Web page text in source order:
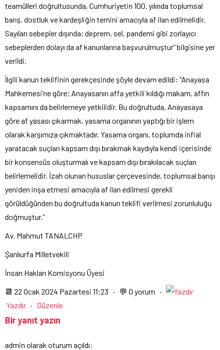
teamülleri doğrultusunda, Cumhuriyetin 100. yılında toplumsal
barış, dostluk ve kardeşliğin temini amacıyla af ilan edilmelidir.
Sayılan sebepler dışında; deprem, sel, pandemi gibi zorlayıcı
sebeplerden dolayı da af kanunlarına başvurulmuştur” bilgisine yer
verildi.
İlgili kanun teklifinin gerekçesinde şöyle devam edildi: “Anayasa
Mahkemesi’ne göre; Anayasanın affa yetkili kıldığı makam, affın
kapsamını da belirlemeye yetkilidir. Bu doğrultuda, Anayasaya
göre af yasası çıkarmak, yasama organının yaptığı bir işlem
olarak karşımıza çıkmaktadır. Yasama organı, toplumda infial
yaratacak suçları kapsam dışı bırakmak kaydıyla kendi içerisinde
bir konsensüs oluşturmalı ve kapsam dışı bırakılacak suçları
belirlemelidir. İzah olunan hususlar çerçevesinde, toplumsal barışı
yeniden inşa etmesi amacıyla af ilan edilmesi gerekli
görüldüğünden bu doğrultuda kanun teklifi verilmesi zorunluluğu
doğmuştur.”
Av. Mahmut TANALCHP
Şanlıurfa Milletvekili
İnsan Hakları Komisyonu Üyesi
📆 22 Ocak 2024 Pazartesi 11:23 · 💬 0 yorum ·
Yazdır · Düzenle
Bir yanıt yazın
admin olarak oturum açıldı: